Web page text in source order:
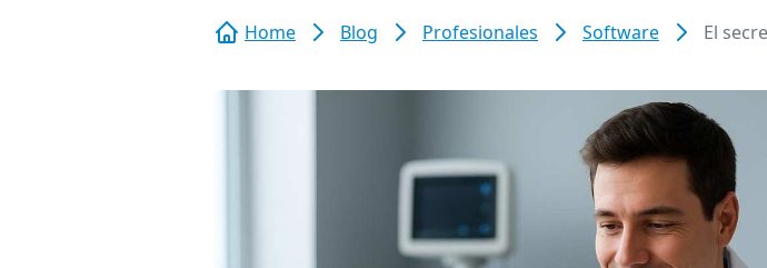
Home Blog Profesionales Software
El